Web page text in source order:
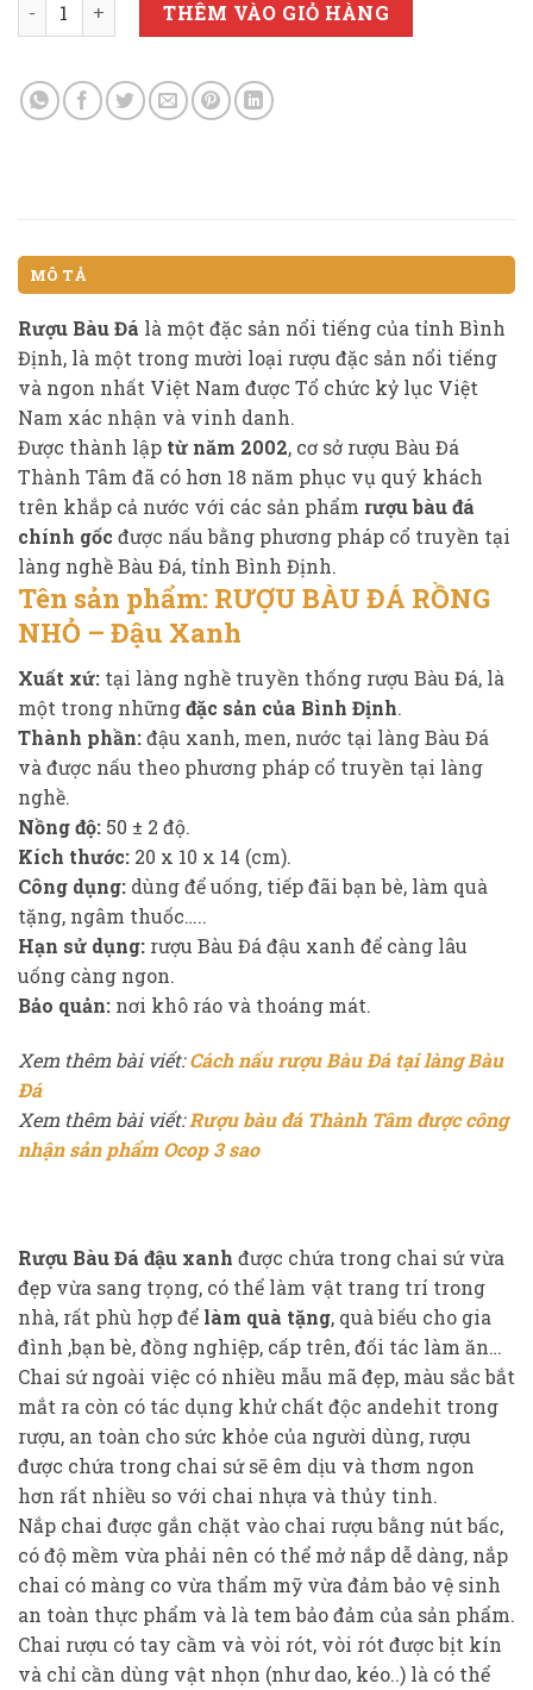
THÊM VÀO GIỎ HÀNG
MÔ TẢ
Rượu Bàu Đá là một đặc sản nổi tiếng của tỉnh Bình
Định, là một trong mười loại rượu đặc sản nổi tiếng
và ngon nhất Việt Nam được Tổ chức kỷ lục Việt
Nam xác nhận và vinh danh.
Được thành lập từ năm 2002, cơ sở rượu Bàu Đá
Thành Tâm đã có hơn 18 năm phục vụ quý khách
trên khắp cả nước với các sản phẩm rượu bàu đá
chính gốc được nấu bằng phương pháp cổ truyền tại
làng nghề Bàu Đá, tỉnh Bình Định.
Tên sản phẩm: RƯỢU BÀU ĐÁ RỒNG
NHỎ – Đậu Xanh
Xuất xứ: tại làng nghề truyền thống rượu Bàu Đá, là
một trong nhữngđặc sản của Bình Định.
Thành phần:đậu xanh, men, nước tại làng Bàu Đá
và được nấu theo phương pháp cổ truyền tại làng
nghề.
Nồng độ: 50 ± 2 độ.
Kích thước: 20 x 10 x 14 (cm).
Công dụng: dùng để uống, tiếp đãi bạn bè, làm quà
tặng, ngâm thuốc…..
Hạn sử dụng: rượu Bàu Đá đậu xanh để càng lâu
uống càng ngon.
Bảo quản: nơi khô ráo và thoáng mát.
Xem thêm bài viết:Cách nấu rượu Bàu Đá tại làng Bàu
Đá
Xem thêm bài viết:Rượu bàu đá Thành Tâm được công
nhận sản phẩm Ocop 3 sao
Rượu Bàu Đá đậu xanh được chứa trong chai sứ vừa
đẹp vừa sang trọng, có thể làm vật trang trí trong
nhà, rất phù hợp để làm quà tặng, quà biếu cho gia
đình ,bạn bè, đồng nghiệp, cấp trên, đối tác làm ăn…
Chai sứ ngoài việc có nhiều mẫu mã đẹp, màu sắc bắt
mắt ra còn có tác dụng khử chất độc andehit trong
rượu, an toàn cho sức khỏe của người dùng, rượu
được chứa trong chai sứ sẽ êm dịu và thơm ngon
hơn rất nhiều so với chai nhựa và thủy tinh.
Nắp chai được gắn chặt vào chai rượu bằng nút bấc,
có độ mềm vừa phải nên có thể mở nắp dễ dàng, nắp
chai có màng co vừa thẩm mỹ vừa đảm bảo vệ sinh
an toàn thực phẩm và là tem bảo đảm của sản phẩm.
Chai rượu có tay cầm và vòi rót, vòi rót được bịt kín
và chỉ cần dùng vật nhọn (như dao, kéo..) là có thể